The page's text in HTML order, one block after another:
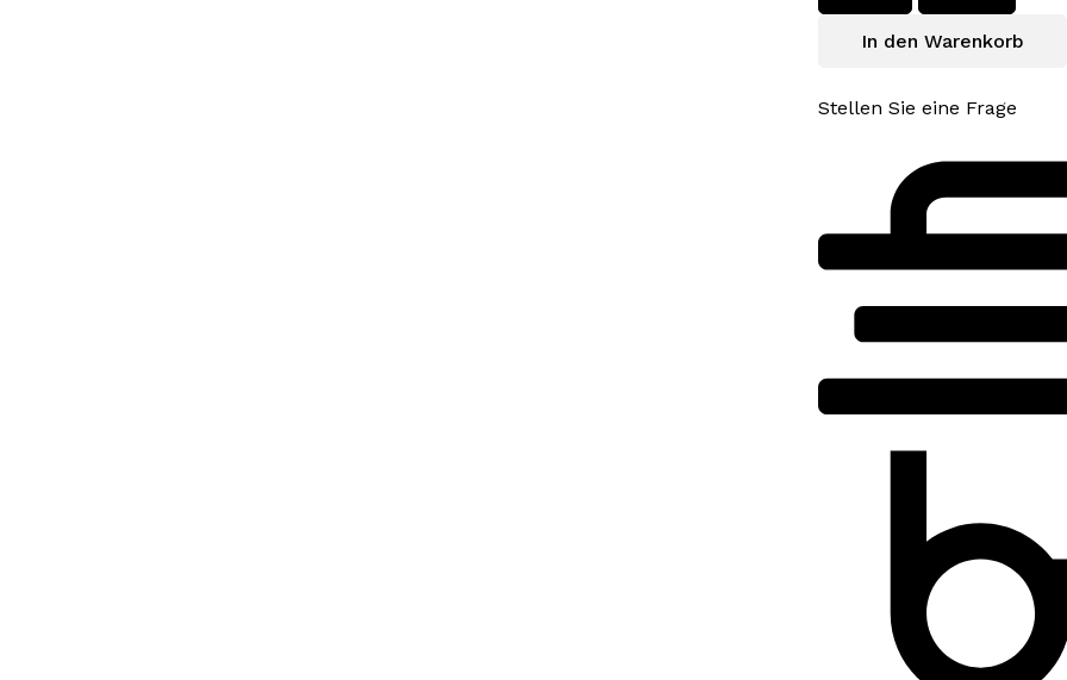
In den Warenkorb
Stellen Sie eine Frage